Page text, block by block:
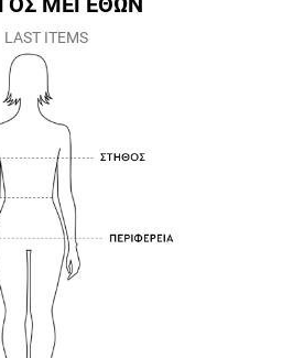
LAST ITEMS